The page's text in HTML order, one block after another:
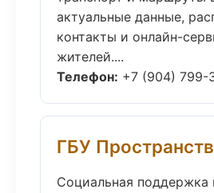
актуальные данные,
контакты и онлайн-
жителей....
Телефон: +7 (904) 799-
ГБУ
Социальная поддержка